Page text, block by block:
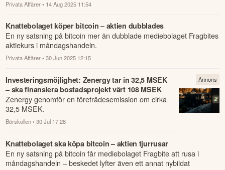
Privata Affärer • 14 Aug 2025 11:54
Knattebolaget köper bitcoin – aktien dubblades
En ny satsning på bitcoin mer än dubblade mediebolaget Fragbites
aktiekurs i måndagshandeln.
Privata Affärer • 30 Jun 2025 12:15
Investeringsmöjlighet: Zenergy tar in 32,5 MSEK
– ska finansiera bostadsprojekt värt 108 MSEK
Zenergy genomför en företrädesemission om cirka
32,5 MSEK.
Börskollen • 30 Jul 17:28
Annons
Knattebolaget ska köpa bitcoin – aktien tjurrusar
En ny satsning på bitcoin får mediebolaget Fragbite att rusa i
måndagshandeln – beskedet lyfter även ett annat nybildat